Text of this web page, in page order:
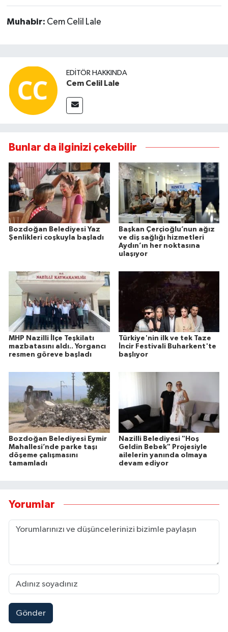
Muhabir: Cem Celil Lale
EDITÖR HAKKINDA
Cem Celil Lale
Bunlar da ilginizi çekebilir
Bozdoğan Belediyesi Yaz
Şenlikleri coşkuyla başladı
Başkan Çerçioğlu’nun ağız
ve diş sağlığı hizmetleri
Aydın’ın her noktasına
ulaşıyor
MHP Nazilli İlçe Teşkilatı
mazbatasını aldı.. Yorgancı
resmen göreve başladı
Türkiye'nin ilk ve tek Taze
İncir Festivali Buharkent'te
başlıyor
Bozdoğan Belediyesi Eymir
Mahallesi’nde parke taşı
döşeme çalışmasını
tamamladı
Nazilli Belediyesi "Hoş
Geldin Bebek" Projesiyle
ailelerin yanında olmaya
devam ediyor
Yorumlar
Gönder